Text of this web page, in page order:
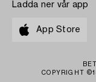
Ladda ner vår app
App Store
COPYRIGHT